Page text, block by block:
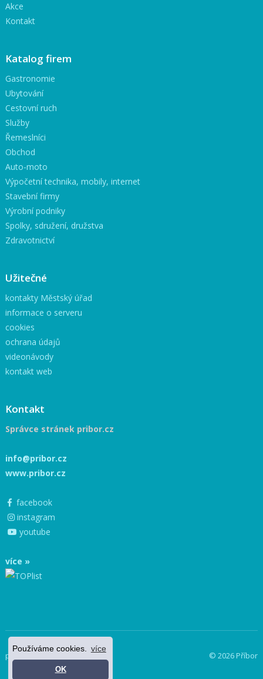
Používáme cookies. více
OK
Akce
Kontakt
Katalog firem
Gastronomie
Ubytování
Cestovní ruch
Služby
Řemeslníci
Obchod
Auto-moto
Výpočetní technika, mobily, internet
Stavební firmy
Výrobní podniky
Spolky, sdružení, družstva
Zdravotnictví
Užitečné
kontakty Městský úřad
informace o serveru
cookies
ochrana údajů
videonávody
kontakt web
Kontakt
Správce stránek pribor.cz
info@pribor.cz
www.pribor.cz
facebook
instagram
youtube
více »
powered by netnews © 2026 Příbor